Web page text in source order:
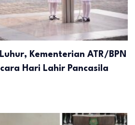
Kementerian ATR/BPN
Hari Lahir Pancasila